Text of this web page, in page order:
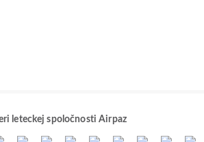
leteckej spoločnosti Airpaz